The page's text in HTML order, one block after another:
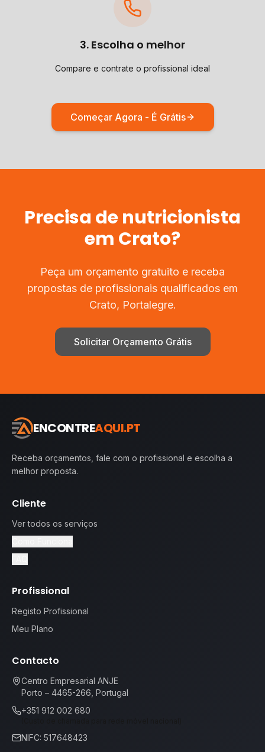
3. Escolha o melhor
Compare e contrate o profissional ideal
Começar Agora - É Grátis
Precisa denutricionista
em Crato?
Peça um orçamento gratuito e receba
propostas de profissionais qualificados em
Crato, Portalegre.
Solicitar Orçamento Grátis
ENCONTREAQUI.PT
Receba orçamentos, fale com o profissional e escolha a
melhor proposta.
Cliente
Ver todos os serviços
Profissional
Registo Profissional
Meu Plano
Contacto
Centro Empresarial ANJE
Porto – 4465-266, Portugal
+351 912 002 680
NIFC: 517648423